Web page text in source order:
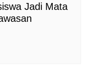
Jadi Mata